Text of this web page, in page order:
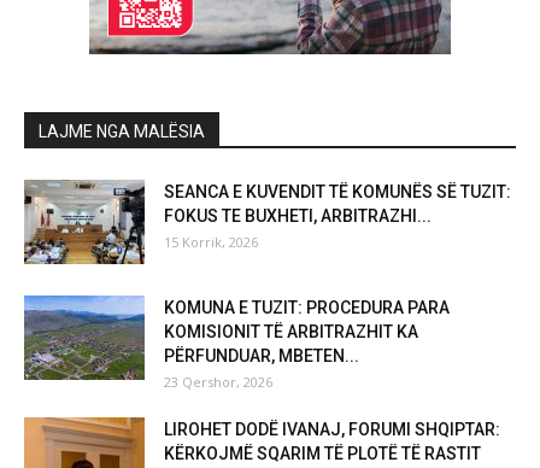
LAJME NGA MALËSIA
SEANCA E KUVENDIT TË KOMUNËS SË TUZIT:
FOKUS TE BUXHETI, ARBITRAZHI...
15 Korrik, 2026
KOMUNA E TUZIT: PROCEDURA PARA
KOMISIONIT TË ARBITRAZHIT KA
PËRFUNDUAR, MBETEN...
23 Qershor, 2026
LIROHET DODË IVANAJ, FORUMI SHQIPTAR:
KËRKOJMË SQARIM TË PLOTË TË RASTIT